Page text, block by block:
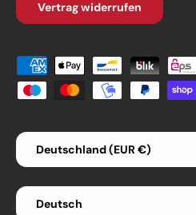
Vertrag widerrufen
Zahlungsmethoden
Land/Region
Deutschland (EUR €)
Sprache
Deutsch